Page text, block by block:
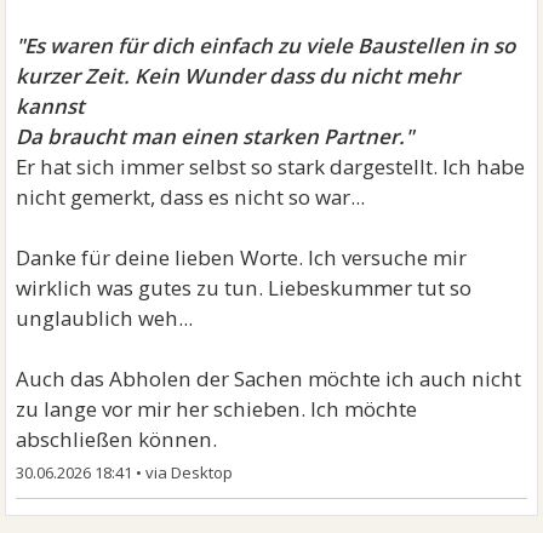
"Es waren für dich einfach zu viele Baustellen in so
kurzer Zeit. Kein Wunder dass du nicht mehr
kannst
Da braucht man einen starken Partner."
Er hat sich immer selbst so stark dargestellt. Ich habe
nicht gemerkt, dass es nicht so war...
Danke für deine lieben Worte. Ich versuche mir
wirklich was gutes zu tun. Liebeskummer tut so
unglaublich weh...
Auch das Abholen der Sachen möchte ich auch nicht
zu lange vor mir her schieben. Ich möchte
abschließen können.
30.06.2026 18:41 •